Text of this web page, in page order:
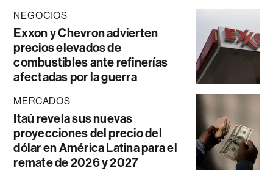
NEGOCIOS
Exxon y Chevron advierten
precios elevados de
combustibles ante refinerías
afectadas por la guerra
MERCADOS
Itaú revela sus nuevas
proyecciones del precio del
dólar en América Latina para el
remate de 2026 y 2027